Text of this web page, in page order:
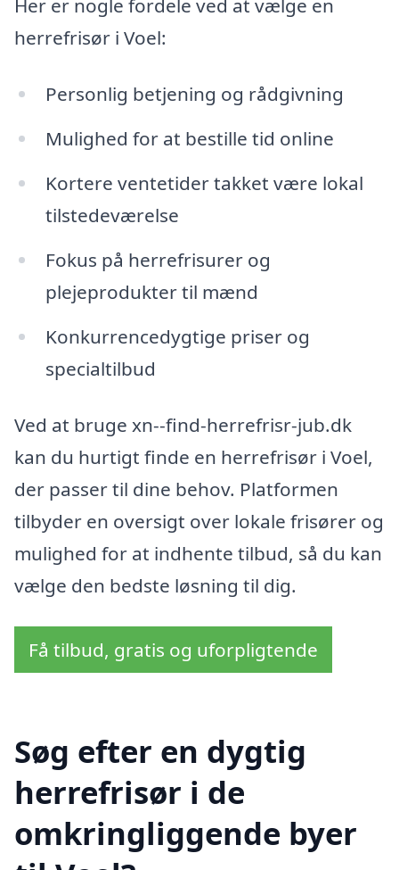
herrefrisør i Voel:
Personlig betjening og rådgivning
Mulighed for at bestille tid online
Kortere ventetider takket være lokal
tilstedeværelse
Fokus på herrefrisurer og
plejeprodukter til mænd
Konkurrencedygtige priser og
specialtilbud
Ved at bruge xn--find-herrefrisr-jub.dk
kan du hurtigt finde en herrefrisør i Voel,
der passer til dine behov. Platformen
tilbyder en oversigt over lokale frisører og
mulighed for at indhente tilbud, så du kan
vælge den bedste løsning til dig.
Få tilbud, gratis og uforpligtende
Søg efter en dygtig
herrefrisør i de
omkringliggende byer